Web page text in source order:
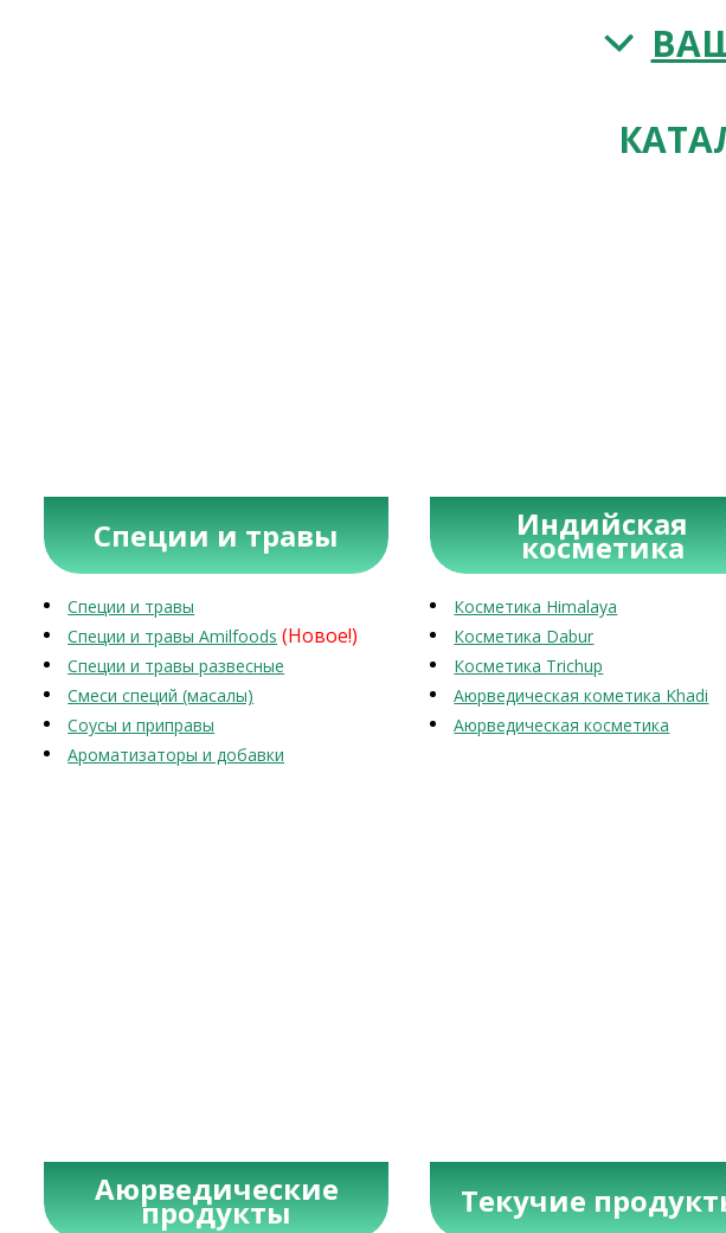
Специи и травы
Специи и травы
Специи и травы Amilfoods (Новое!)
Специи и травы развесные
Смеси специй (масалы)
Соусы и приправы
Ароматизаторы и добавки
Индийская
косметика
Косметика Himalaya
Косметика Dabur
Косметика Trichup
Аюрведическая кометика Khadi
Аюрведическая косметика
Аюрведические
продукты Текучие